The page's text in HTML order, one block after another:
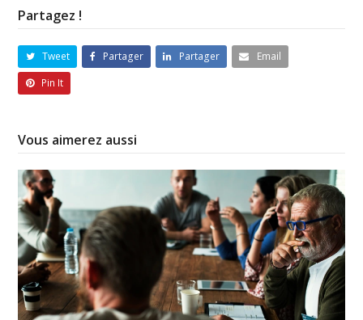
Partagez !
Tweet Partager Partager
Email
Pin It
Vous aimerez aussi